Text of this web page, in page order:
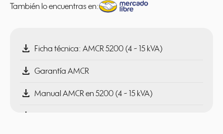
También lo encuentras en:
download Ficha técnica: AMCR 5200 (4 ~ 15 kVA)
download Garantía AMCR
download Manual AMCR en 5200 (4 ~ 15 kVA)
download